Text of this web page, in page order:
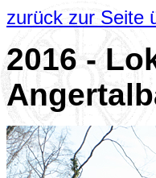
zurück zur Seite
2016 -